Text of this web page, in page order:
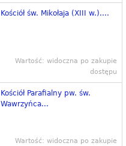
Kościół św. Mikołaja (XIII w.)....
Wartość: widoczna po zakupie
dostępu
Kościół Parafialny pw. św.
Wawrzyńca...
Wartość: widoczna po zakupie